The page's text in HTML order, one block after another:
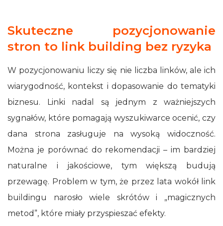
Skuteczne pozycjonowanie
stron to link building bez ryzyka
W pozycjonowaniu liczy się nie liczba linków, ale ich
wiarygodność, kontekst i dopasowanie do tematyki
biznesu. Linki nadal są jednym z ważniejszych
sygnałów, które pomagają wyszukiwarce ocenić, czy
dana strona zasługuje na wysoką widoczność.
Można je porównać do rekomendacji – im bardziej
naturalne i jakościowe, tym większą budują
przewagę. Problem w tym, że przez lata wokół link
buildingu narosło wiele skrótów i „magicznych
metod”, które miały przyspieszać efekty.